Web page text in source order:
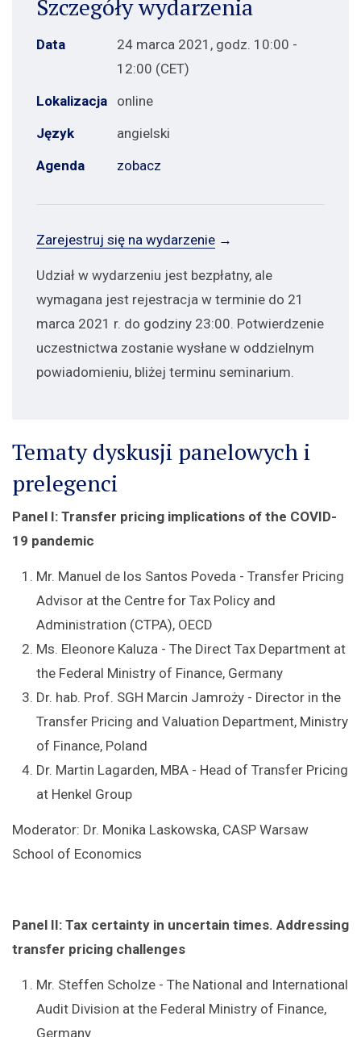
Szczegóły wydarzenia
Data
24 marca 2021, godz. 10:00 -
12:00 (CET)
Lokalizacja
online
Język
angielski
Agenda
zobacz
Zarejestruj się na wydarzenie →
Udział w wydarzeniu jest bezpłatny, ale
wymagana jest rejestracja w terminie do 21
marca 2021 r. do godziny 23:00. Potwierdzenie
uczestnictwa zostanie wysłane w oddzielnym
powiadomieniu, bliżej terminu seminarium.
Tematy dyskusji panelowych i
prelegenci
Panel I: Transfer pricing implications of the COVID-
19 pandemic
Mr. Manuel de los Santos Poveda - Transfer Pricing
Advisor at the Centre for Tax Policy and
Administration (CTPA), OECD
Ms. Eleonore Kaluza - The Direct Tax Department at
the Federal Ministry of Finance, Germany
Dr. hab. Prof. SGH Marcin Jamroży - Director in the
Transfer Pricing and Valuation Department, Ministry
of Finance, Poland
Dr. Martin Lagarden, MBA - Head of Transfer Pricing
at Henkel Group
Moderator: Dr. Monika Laskowska, CASP Warsaw
School of Economics
Panel II: Tax certainty in uncertain times. Addressing
transfer pricing challenges
Mr. Steffen Scholze - The National and International
Audit Division at the Federal Ministry of Finance,
Germany